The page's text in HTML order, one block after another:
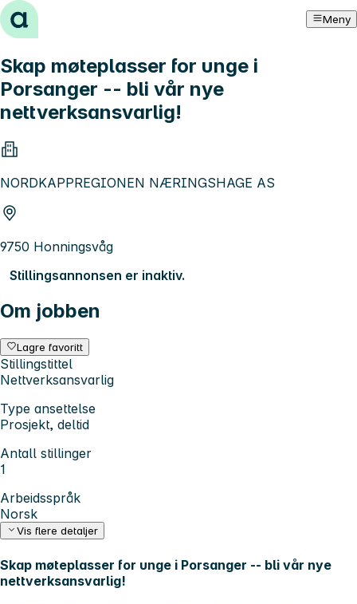
Hopp til innhold Meny
Skap møteplasser for unge i
Porsanger -- bli vår nye
nettverksansvarlig!
NORDKAPPREGIONEN NÆRINGSHAGE AS
9750 Honningsvåg
Stillingsannonsen er inaktiv.
Om jobben
Lagre favoritt
Stillingstittel
Nettverksansvarlig
Type ansettelse
Prosjekt, deltid
Antall stillinger
1
Arbeidsspråk
Norsk
Vis flere detaljer
Skap møteplasser for unge i Porsanger -- bli vår nye
nettverksansvarlig!